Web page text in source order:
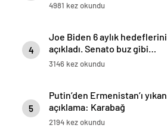
4981 kez okundu
4
Joe Biden 6 aylık hedeflerini
açıkladı. Senato buz gibi…
3146 kez okundu
5
Putin’den Ermenistan’ı yıkan
açıklama: Karabağ
Azerbaycan’ın ayrılmaz bir
2194 kez okundu